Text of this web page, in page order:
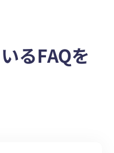
るFAQを